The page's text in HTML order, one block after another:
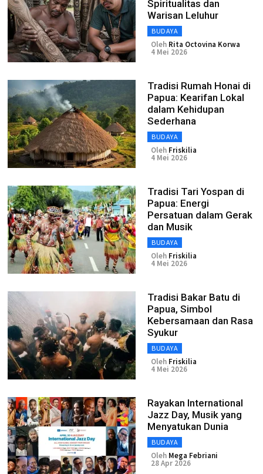
Spiritualitas dan
Warisan Leluhur
BUDAYA
Oleh Rita Octovina Korwa
4 Mei 2026
Tradisi Rumah Honai di
Papua: Kearifan Lokal
dalam Kehidupan
Sederhana
BUDAYA
Oleh Friskilia
4 Mei 2026
Tradisi Tari Yospan di
Papua: Energi
Persatuan dalam Gerak
dan Musik
BUDAYA
Oleh Friskilia
4 Mei 2026
Tradisi Bakar Batu di
Papua, Simbol
Kebersamaan dan Rasa
Syukur
BUDAYA
Oleh Friskilia
4 Mei 2026
Rayakan International
Jazz Day, Musik yang
Menyatukan Dunia
BUDAYA
Oleh Mega Febriani
28 Apr 2026